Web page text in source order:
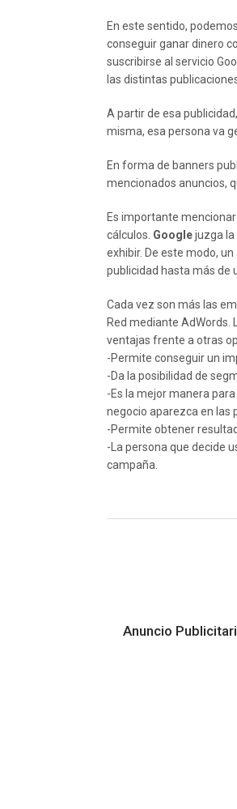
En este sentido,
conseguir ganar dinero
suscribirse al servicio
las distintas
A partir de esa
misma, esa persona va
En forma de banners
mencionados anuncios,
Es importante
cálculos. Googlejuzga la
exhibir. De este modo,
publicidad hasta más de
Cada vez son más las
Red mediante AdWords.
ventajas frente a otras
-Permite conseguir un
-Da la posibilidad de
-Es la mejor manera
negocio aparezca en las
-Permite obtener
-La persona que decide
campaña.
Anuncio